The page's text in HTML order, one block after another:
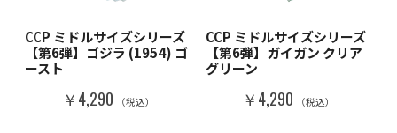
CCP ミドルサイズシリーズ
【第6弾】ゴジラ (1954) ゴ
ースト
￥4,290 （税込）
CCP ミドルサイズシリーズ
【第6弾】ガイガン クリア
グリーン
￥4,290 （税込）